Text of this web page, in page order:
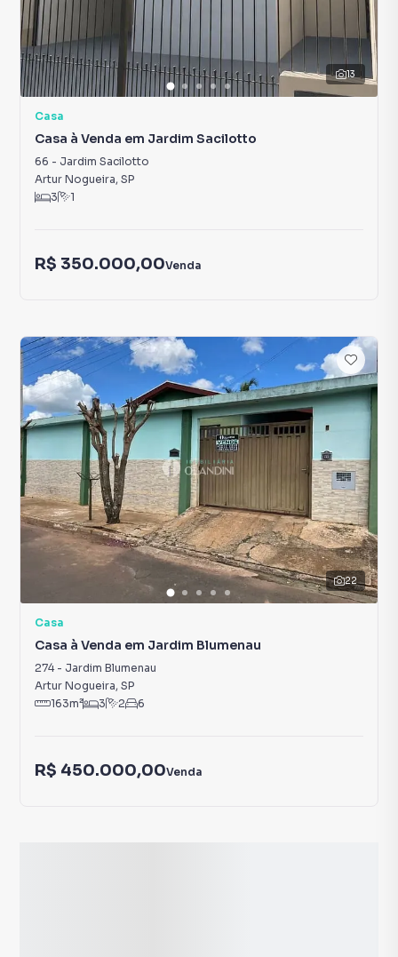
13
Casa
Casa à Venda em Jardim Sacilotto
66 - Jardim Sacilotto
Artur Nogueira, SP
3
1
R$ 350.000,00Venda
22
Casa
Casa à Venda em Jardim Blumenau
274- Jardim Blumenau
Artur Nogueira, SP
163m² 3 2 6
R$ 450.000,00Venda